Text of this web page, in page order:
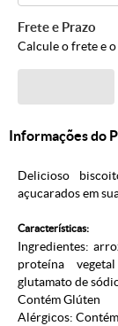
Frete e Prazo
Calcule o frete e
Informações do
Delicioso
açucarados em
Características:
Ingredientes:
proteína
glutamato de
Contém Glúten
Alérgicos: